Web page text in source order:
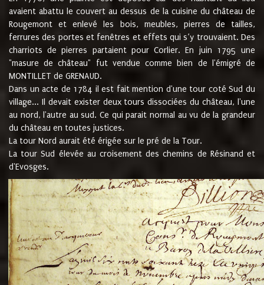
avaient abattu le couvert au dessus de la cuisine du château de
Rougemont et enlevé les bois, meubles, pierres de tailles,
ferrures des portes et fenêtres et effets qui s’y trouvaient. Des
charriots de pierres partaient pour Corlier. En juin 1795 une
"masure de château" fut vendue comme bien de l'émigré de
MONTILLET de GRENAUD.
Dans un acte de 1784 il est fait mention d'une tour coté Sud du
village... Il devait exister deux tours dissociées du château, l'une
au nord, l'autre au sud. Ce qui parait normal au vu de la grandeur
du château en toutes justices.
La tour Nord aurait été érigée sur le pré de la Tour.
La tour Sud élevée au croisement des chemins de Résinand et
d'Evosges.